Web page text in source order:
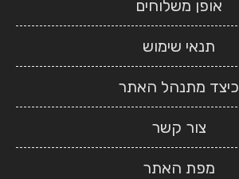
אופן משלוחים
תנאי שימוש
כיצד מתנהל האתר
צור קשר
מפת האתר